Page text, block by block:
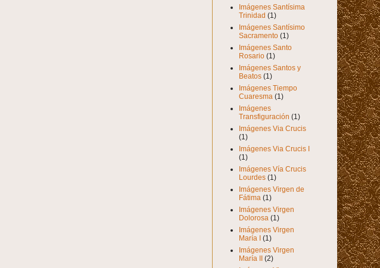
Imágenes Santísima
Trinidad (1)
Imágenes Santísimo
Sacramento (1)
Imágenes Santo
Rosario (1)
Imágenes Santos y
Beatos (1)
Imágenes Tiempo
Cuaresma (1)
Imágenes
Transfiguración (1)
Imágenes Via Crucis
(1)
Imágenes Via Crucis I
(1)
Imágenes Vía Crucis
Lourdes (1)
Imágenes Virgen de
Fátima (1)
Imágenes Virgen
Dolorosa (1)
Imágenes Virgen
María I (1)
Imágenes Virgen
María II (2)